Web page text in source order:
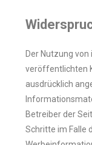
Der Nutzung
veröffentlichten
ausdrücklich
Betreiber der
Schritte im Falle